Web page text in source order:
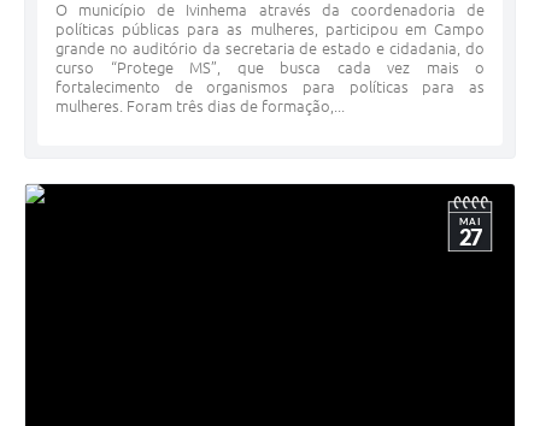
O município de Ivinhema através da coordenadoria de
políticas públicas para as mulheres, participou em Campo
grande no auditório da secretaria de estado e cidadania, do
curso “Protege MS”, que busca cada vez mais o
fortalecimento de organismos para políticas para as
mulheres. Foram três dias de formação,...
MAI
27